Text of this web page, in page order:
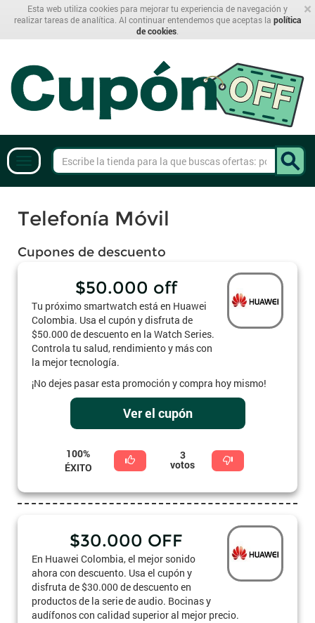
×
Esta web utiliza cookies para mejorar tu experiencia de navegación y
realizar tareas de analítica. Al continuar entendemos que aceptas la política
de cookies
Telefonía Móvil
Cupones de descuento
$50.000 off
Tu próximo smartwatch está en Huawei
Colombia. Usa el cupón y disfruta de
$50.000 de descuento en la Watch Series.
Controla tu salud, rendimiento y más con
la mejor tecnología.
¡No dejes pasar esta promoción y compra hoy mismo!
Ver el cupón
100%
ÉXITO
3
votos
$30.000 OFF
En Huawei Colombia, el mejor sonido
ahora con descuento. Usa el cupón y
disfruta de $30.000 de descuento en
productos de la serie de audio. Bocinas y
audífonos con calidad superior al mejor precio.